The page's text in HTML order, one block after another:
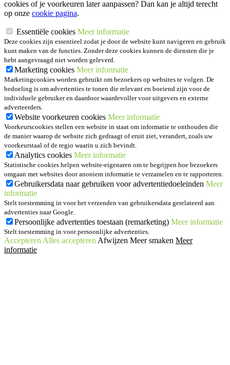
cookies of je voorkeuren later aanpassen? Dan kan je altijd terecht
op onze cookie pagina.
Essentiële cookies Meer informatie
Deze cookies zijn essentieel zodat je door de website kunt navigeren en gebruik
kunt maken van de functies. Zonder deze cookies kunnen de diensten die je
hebt aangevraagd niet worden geleverd.
Marketing cookies Meer informatie
Marketingcookies worden gebruikt om bezoekers op websites te volgen. De
bedoeling is om advertenties te tonen die relevant en boeiend zijn voor de
individuele gebruiker en daardoor waardevoller voor uitgevers en externe
adverteerders.
Website voorkeuren cookies Meer informatie
Voorkeurscookies stellen een website in staat om informatie te onthouden die
de manier waarop de website zich gedraagt of eruit ziet, verandert, zoals uw
voorkeurstaal of de regio waarin u zich bevindt.
Analytics cookies Meer informatie
Statistische cookies helpen website-eigenaren om te begrijpen hoe bezoekers
omgaan met websites door anoniem informatie te verzamelen en te rapporteren.
Gebruikersdata naar gebruiken voor advertentiedoeleinden Meer
informatie
Stelt toestemming in voor het verzenden van gebruikersdata gerelateerd aan
advertenties naar Google.
Persoonlijke advertenties toestaan (remarketing) Meer informatie
Stelt toestemming in voor persoonlijke advertenties.
Accepteren Alles accepteren Afwijzen Meer smaken Meer
informatie